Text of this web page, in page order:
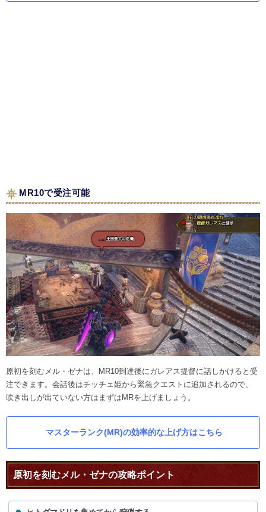
MR10で受注可能
原初を刻むメル・ゼナは、MR10到達後にガレアス提督に話しかけると受
注できます。会話後はチッチェ姫から緊急クエストに追加されるので、
吹き出しが出ていない方はまずはMRを上げましょう。
マスターランク(MR)の効率的な上げ方はこちら
原初を刻むメル・ゼナの攻略ポイント